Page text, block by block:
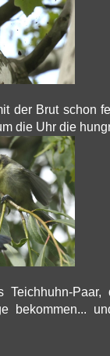
der Brut schon
die Uhr die
Teichhuhn-
bekommen...